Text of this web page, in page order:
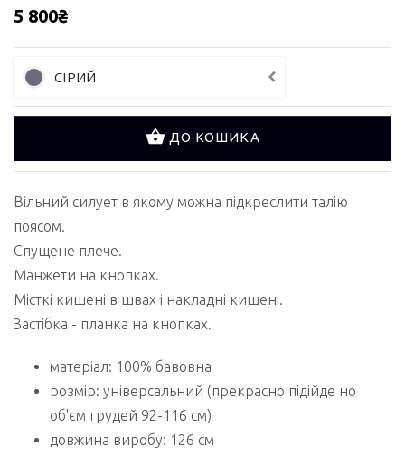
5 800₴
СІРИЙ
ДО КОШИКА
Вільний силует в якому можна підкреслити талію
поясом.
Спущене плече.
Манжети на кнопках.
Місткі кишені в швах і накладні кишені.
Застібка - планка на кнопках.
матеріал: 100% бавовна
розмір: універсальний (прекрасно підійде но
об'єм грудей 92-116 см)
довжина виробу: 126 см